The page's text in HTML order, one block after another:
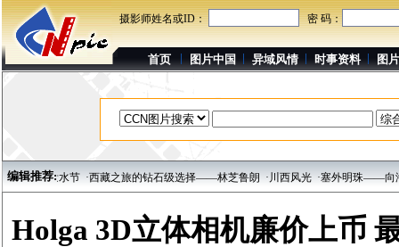
摄影师姓名或ID： 密 码：
首页 图片中国 异域风情 时事资料 图
编辑推荐:
海上泼水节 ·西藏之旅的钻石级选择——林芝鲁朗 ·川西风光 ·塞外明珠——向海
Holga 3D立体相机廉价上币